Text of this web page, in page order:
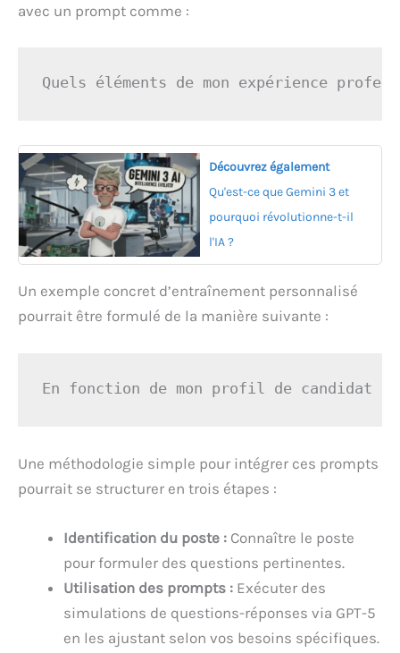
avec un prompt comme :
Quels éléments de mon expérience
Découvrez également
Qu'est-ce que Gemini 3 et
pourquoi révolutionne-t-il
l'IA ?
Un exemple concret d’entraînement personnalisé
pourrait être formulé de la manière suivante :
En fonction de mon profil de candidat
Une méthodologie simple pour intégrer ces prompts
pourrait se structurer en trois étapes :
Identification du poste : Connaître le poste
pour formuler des questions pertinentes.
Utilisation des prompts : Exécuter des
simulations de questions-réponses via GPT-5
en les ajustant selon vos besoins spécifiques.